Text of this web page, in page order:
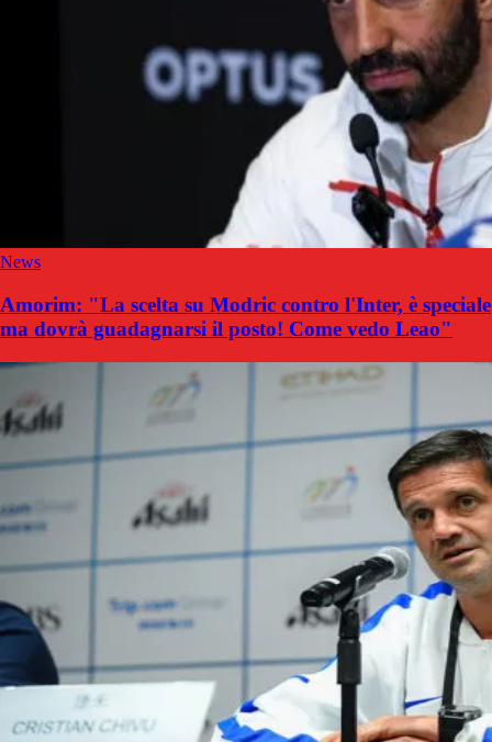
News
Amorim: "La scelta su Modric contro l'Inter, è speciale
ma dovrà guadagnarsi il posto! Come vedo Leao"